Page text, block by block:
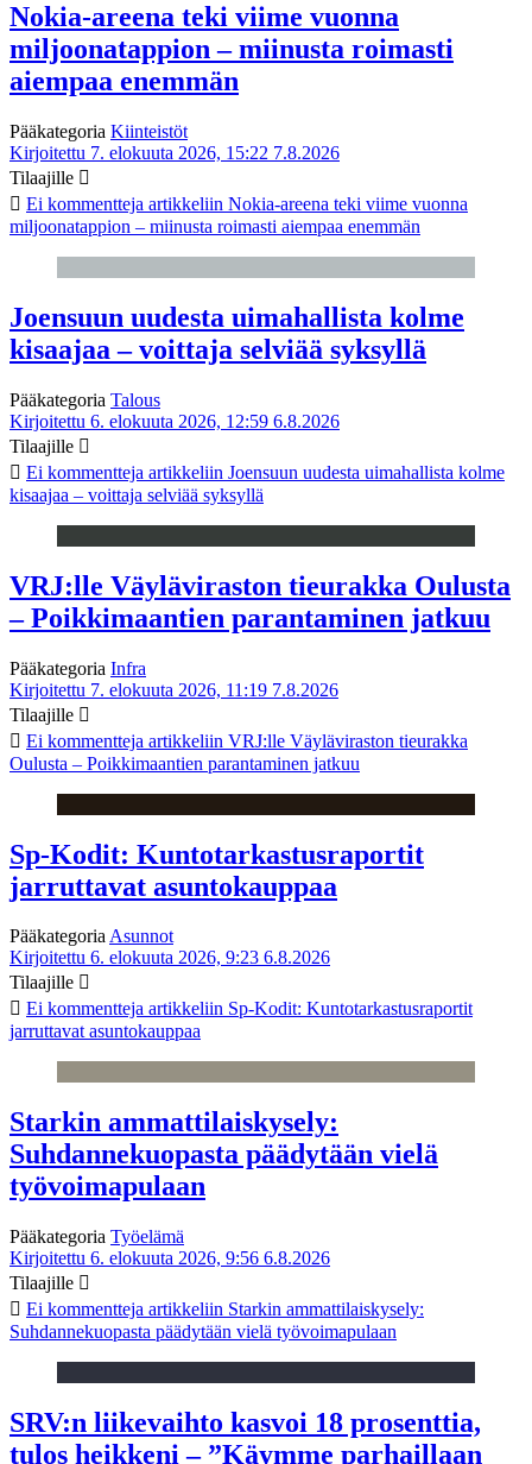
Nokia-areena teki viime vuonna
miljoonatappion – miinusta roimasti
aiempaa enemmän
Pääkategoria Kiinteistöt
Kirjoitettu 7. elokuuta 2026, 15:22 7.8.2026
Tilaajille
Ei kommentteja artikkeliin Nokia-areena teki viime vuonna
miljoonatappion – miinusta roimasti aiempaa enemmän
Joensuun uudesta uimahallista kolme
kisaajaa – voittaja selviää syksyllä
Pääkategoria Talous
Kirjoitettu 6. elokuuta 2026, 12:59 6.8.2026
Tilaajille
Ei kommentteja artikkeliin Joensuun uudesta uimahallista kolme
kisaajaa – voittaja selviää syksyllä
VRJ:lle Väyläviraston tieurakka Oulusta
– Poikkimaantien parantaminen jatkuu
Pääkategoria Infra
Kirjoitettu 7. elokuuta 2026, 11:19 7.8.2026
Tilaajille
Ei kommentteja artikkeliin VRJ:lle Väyläviraston tieurakka
Oulusta – Poikkimaantien parantaminen jatkuu
Sp-Kodit: Kuntotarkastusraportit
jarruttavat asuntokauppaa
PääkategoriaAsunnot
Kirjoitettu 6. elokuuta 2026, 9:23 6.8.2026
Tilaajille
Ei kommentteja artikkeliin Sp-Kodit: Kuntotarkastusraportit
jarruttavat asuntokauppaa
Starkin ammattilaiskysely:
Suhdannekuopasta päädytään vielä
työvoimapulaan
Pääkategoria Työelämä
Kirjoitettu 6. elokuuta 2026, 9:56 6.8.2026
Tilaajille
Ei kommentteja artikkeliin Starkin ammattilaiskysely:
Suhdannekuopasta päädytään vielä työvoimapulaan
SRV:n liikevaihto kasvoi 18 prosenttia,
tulos heikkeni – ”Käymme parhaillaan